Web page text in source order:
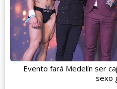
Evento fará Medelín ser
sexo